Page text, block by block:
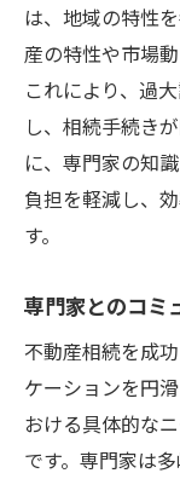
は、地域の特性
産の特性や市場
これにより、過
し、相続手続き
に、専門家の知
負担を軽減し、
す。
専門家とのコミ
不動産相続を成
ケーションを円
おける具体的な
です。専門家は